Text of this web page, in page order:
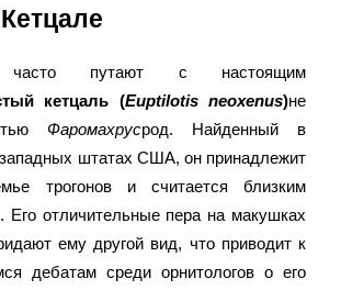
путают с настоящим
кетцаль (Euptilotis neoxenus)не
Фаромахрусрод. Найденный в
штатах США, он принадлежит
трогонов и считается близким
Его отличительные пера на макушках
ему другой вид, что приводит к
дебатам среди орнитологов о его